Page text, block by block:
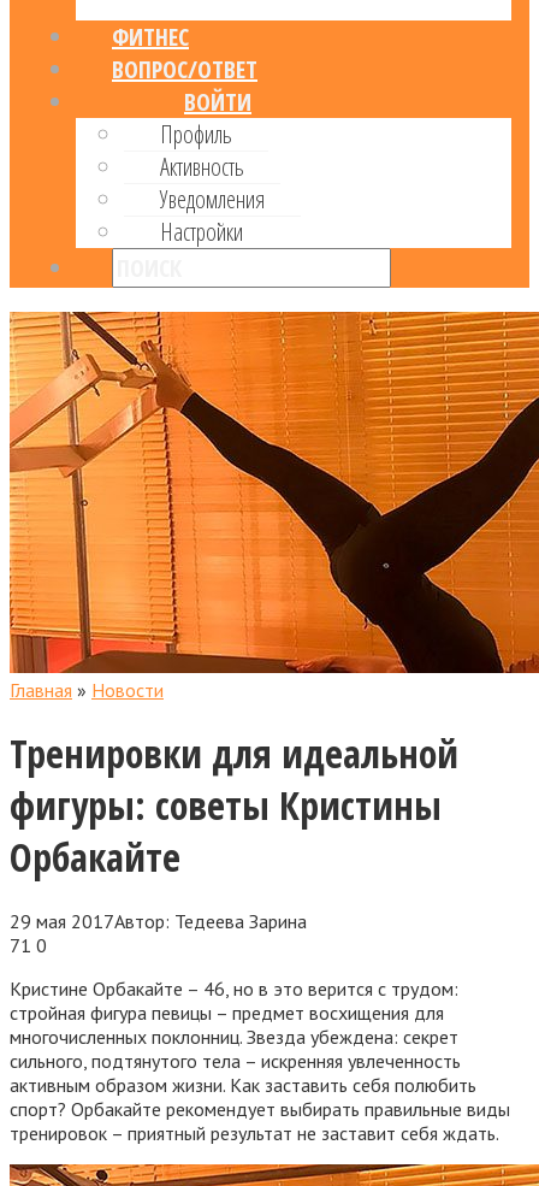
ФИТНЕС
ВОПРОС/ОТВЕТ
ВОЙТИ
Профиль
Активность
Уведомления
Настройки
Главная » Новости
Тренировки для идеальной
фигуры: советы Кристины
Орбакайте
29 мая 2017Автор: Тедеева Зарина
71 0
Кристине Орбакайте – 46, но в это верится с трудом:
стройная фигура певицы – предмет восхищения для
многочисленных поклонниц. Звезда убеждена: секрет
сильного, подтянутого тела – искренняя увлеченность
активным образом жизни. Как заставить себя полюбить
спорт? Орбакайте рекомендует выбирать правильные виды
тренировок – приятный результат не заставит себя ждать.